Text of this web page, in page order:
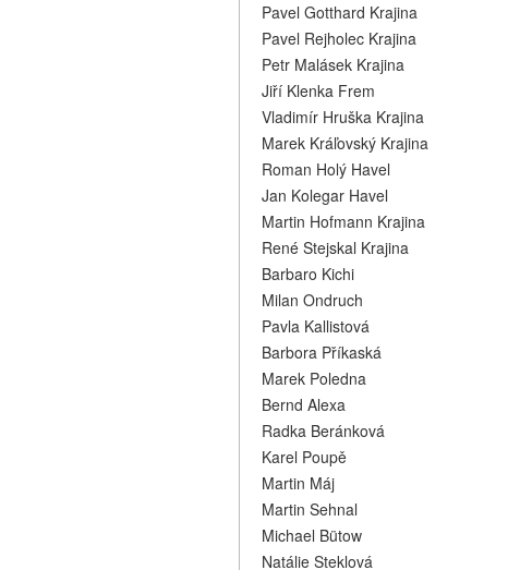
Pavel Gotthard Krajina
Pavel Rejholec Krajina
Petr Malásek Krajina
Jiří Klenka Frem
Vladimír Hruška Krajina
Marek Kráľovský Krajina
Roman Holý Havel
Jan Kolegar Havel
Martin Hofmann Krajina
René Stejskal Krajina
Barbaro Kichi
Milan Ondruch
Pavla Kallistová
Barbora Příkaská
Marek Poledna
Bernd Alexa
Radka Beránková
Karel Poupě
Martin Máj
Martin Sehnal
Michael Bütow
Natálie Steklová